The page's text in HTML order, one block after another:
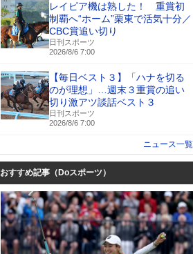
レイピア機は熟した！ 重賞初
制覇へ“ホーム”栗東で活気十分／
CBC賞追い切り
日刊スポーツ
2026/8/6 7:00
【毎日ベスト３】「ハナを切る
のが理想」…週末３重賞の追い
切り激アツ談話ベスト３
日刊スポーツ
2026/8/6 7:00
ニュース一覧
おすすめ記事（Doスポーツ）